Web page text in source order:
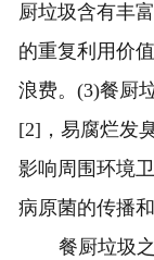
厨垃圾含有丰
的重复利用价
浪费。(3)餐厨
[2]，易腐烂发
影响周围环境
病原菌的传播和
餐厨垃圾